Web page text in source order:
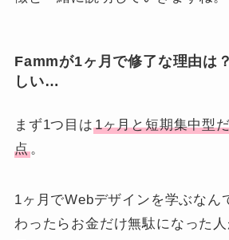
Fammが1ヶ月で修了な理由は
しい…
まず1つ目は1ヶ月と短期集中型
点。
1ヶ月でWebデザインを学ぶなん
わったらお金だけ無駄になった